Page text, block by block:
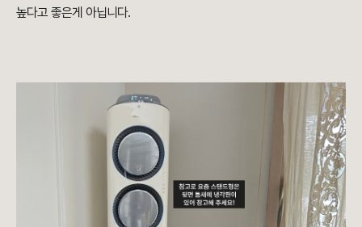
높다고 좋은게 아닙니다.